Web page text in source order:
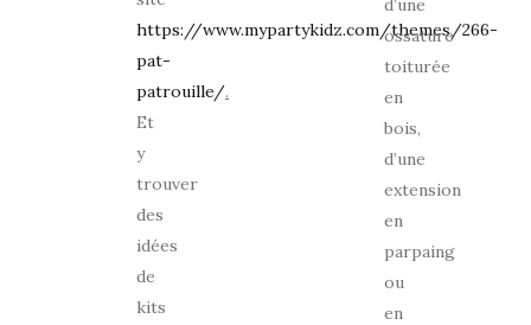
https://www.mypartykidz.com/themes/266-
pat-
patrouille/.
Et
y
trouver
des
idées
de
kits
d’une
ossature
toiturée
en
bois,
d’une
extension
en
parpaing
ou
en